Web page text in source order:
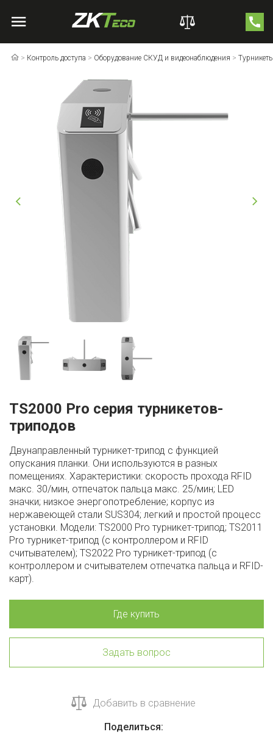
> Контроль доступа > Оборудование СКУД и видеонаблюдения >
TS2000 Pro серия турникетов-
триподов
Двунаправленный турникет-трипод с функцией
опускания планки. Они используются в разных
помещениях. Характеристики: скорость прохода RFID
макс. 30/мин, отпечаток пальца макс. 25/мин; LED
значки; низкое энергопотребление; корпус из
нержавеющей стали SUS304; легкий и простой процесс
установки. Модели: TS2000 Pro турникет-трипод; TS2011
Pro турникет-трипод (с контроллером и RFID
считывателем); TS2022 Pro турникет-трипод (с
контроллером и считывателем отпечатка пальца и RFID-
карт).
Где купить
Задать вопрос
Добавить в сравнение
Поделиться: